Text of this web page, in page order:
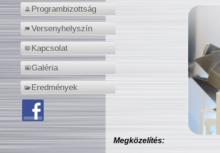
Programbizottság
Versenyhelyszín
Kapcsolat
Galéria
Eredmények
Megközelítés: